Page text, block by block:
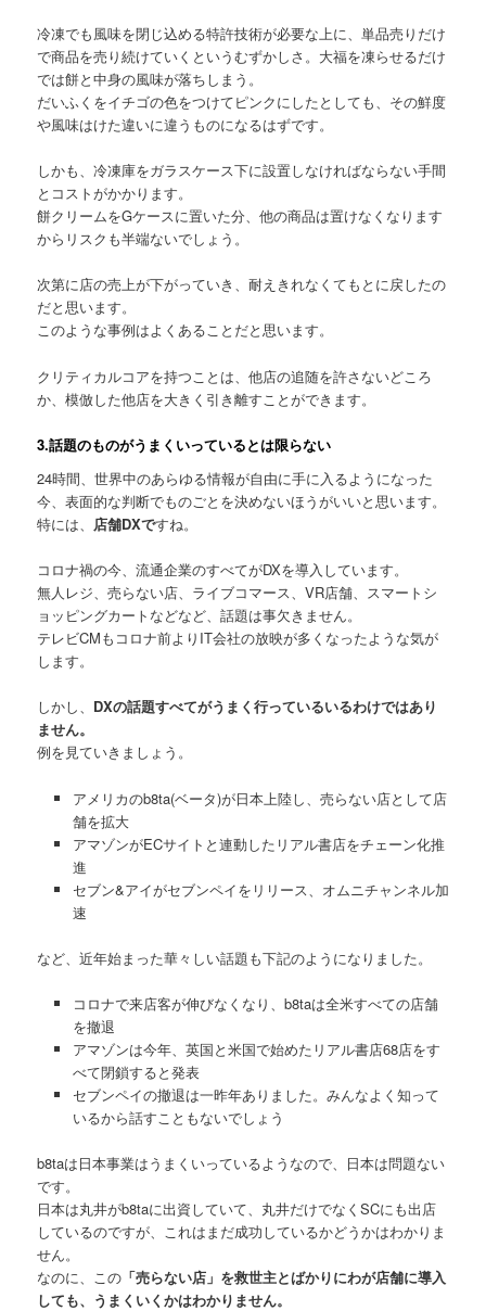
冷凍でも風味を閉じ込める特許技術が必要な上に、単品売りだけ
で商品を売り続けていくというむずかしさ。大福を凍らせるだけ
では餅と中身の風味が落ちしまう。
だいふくをイチゴの色をつけてピンクにしたとしても、その鮮度
や風味はけた違いに違うものになるはずです。
しかも、冷凍庫をガラスケース下に設置しなければならない手間
とコストがかかります。
餅クリームをGケースに置いた分、他の商品は置けなくなります
からリスクも半端ないでしょう。
次第に店の売上が下がっていき、耐えきれなくてもとに戻したの
だと思います。
このような事例はよくあることだと思います。
クリティカルコアを持つことは、他店の追随を許さないどころ
か、模倣した他店を大きく引き離すことができます。
3.話題のものがうまくいっているとは限らない
24時間、世界中のあらゆる情報が自由に手に入るようになった
今、表面的な判断でものごとを決めないほうがいいと思います。
特には、 店舗DXですね。
コロナ禍の今、流通企業のすべてがDXを導入しています。
無人レジ、売らない店、ライブコマース、VR店舗、スマートシ
ョッピングカートなどなど、話題は事欠きません。
テレビCMもコロナ前よりIT会社の放映が多くなったような気が
します。
しかし、 DXの話題すべてがうまく行っているいるわけではあり
ません。
例を見ていきましょう。
アメリカのb8ta(ベータ)が日本上陸し、売らない店として店
舗を拡大
アマゾンがECサイトと連動したリアル書店をチェーン化推
進
セブン&アイがセブンペイをリリース、オムニチャンネル加
速
など、近年始まった華々しい話題も下記のようになりました。
コロナで来店客が伸びなくなり、b8taは全米すべての店舗
を撤退
アマゾンは今年、英国と米国で始めたリアル書店68店をす
べて閉鎖すると発表
セブンペイの撤退は一昨年ありました。みんなよく知って
いるから話すこともないでしょう
b8taは日本事業はうまくいっているようなので、日本は問題ない
です。
日本は丸井がb8taに出資していて、丸井だけでなくSCにも出店
しているのですが、これはまだ成功しているかどうかはわかりま
せん。
なのに、この 「売らない店」を救世主とばかりにわが店舗に導入
しても、うまくいくかはわかりません。